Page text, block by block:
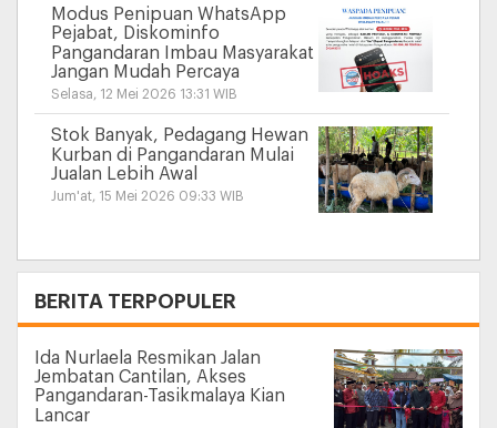
Modus Penipuan WhatsApp
Pejabat, Diskominfo
Pangandaran Imbau Masyarakat
Jangan Mudah Percaya
Selasa, 12 Mei 2026 13:31 WIB
Stok Banyak, Pedagang Hewan
Kurban di Pangandaran Mulai
Jualan Lebih Awal
Jum'at, 15 Mei 2026 09:33 WIB
BERITA TERPOPULER
Ida Nurlaela Resmikan Jalan
Jembatan Cantilan, Akses
Pangandaran-Tasikmalaya Kian
Lancar